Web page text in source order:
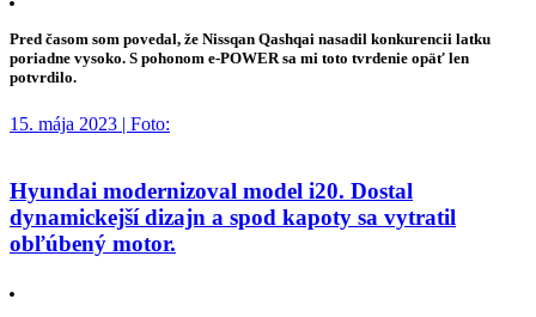
Pred časom som povedal, že Nissqan Qashqai nasadil konkurencii latku
poriadne vysoko. S pohonom e-POWER sa mi toto tvrdenie opäť len
potvrdilo.
15. mája 2023 | Foto:
Hyundai modernizoval model i20. Dostal
dynamickejší dizajn a spod kapoty sa vytratil
obľúbený motor.